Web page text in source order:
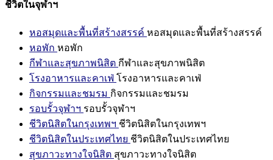
ชีวิตในจุฬาฯ
หอสมุดและพื้นที่สร้างสรรค์ หอสมุดและพื้นที่สร้างสรรค์
หอพัก หอพัก
กีฬาและสุขภาพนิสิต กีฬาและสุขภาพนิสิต
โรงอาหารและคาเฟ่ โรงอาหารและคาเฟ่
กิจกรรมและชมรม กิจกรรมและชมรม
รอบรั้วจุฬาฯ รอบรั้วจุฬาฯ
ชีวิตนิสิตในกรุงเทพฯ ชีวิตนิสิตในกรุงเทพฯ
ชีวิตนิสิตในประเทศไทย ชีวิตนิสิตในประเทศไทย
สุขภาวะทางใจนิสิต สุขภาวะทางใจนิสิต